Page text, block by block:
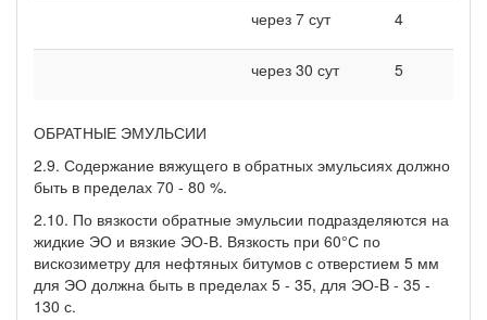
через 7 сут 4
через 30 сут 5
ОБРАТНЫЕ ЭМУЛЬСИИ
2.9. Содержание вяжущего в обратных эмульсиях должно
быть в пределах 70 - 80 %.
2.10. По вязкости обратные эмульсии подразделяются на
жидкие ЭО и вязкие ЭО-В. Вязкость при 60°С по
вискозиметру для нефтяных битумов с отверстием 5 мм
для ЭО должна быть в пределах 5 - 35, для ЭО-B - 35 -
130 с.